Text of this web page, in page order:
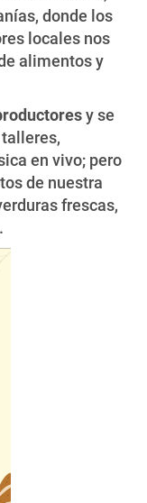
donde los
locales nos
alimentos y
y se
en vivo; pero
de nuestra
frescas,